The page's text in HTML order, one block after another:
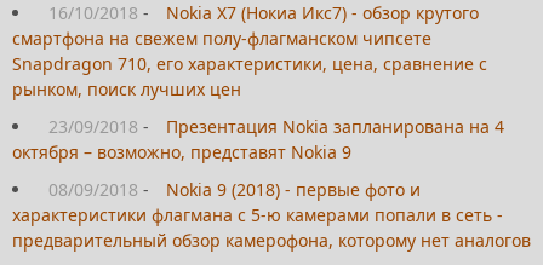
16/10/2018 -
Nokia X7 (Нокиа Икс7) - обзор крутого
смартфона на свежем полу-флагманском чипсете
Snapdragon 710, его характеристики, цена, сравнение с
рынком, поиск лучших цен
23/09/2018 -
Презентация Nokia запланирована на 4
октября – возможно, представят Nokia 9
08/09/2018 -
Nokia 9 (2018) - первые фото и
характеристики флагмана с 5-ю камерами попали в сеть -
предварительный обзор камерофона, которому нет аналогов